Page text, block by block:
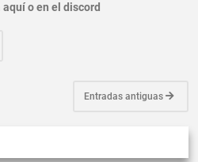
o en el discord
Entradas antiguas